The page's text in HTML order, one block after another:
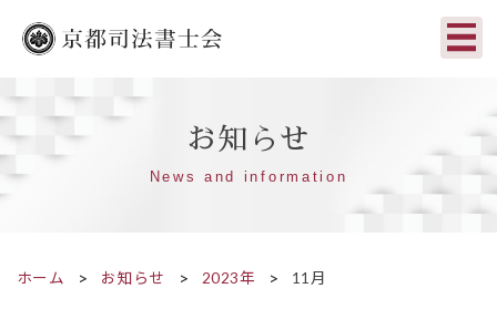
お知らせ
News and information
ホーム お知らせ 2023年 11月